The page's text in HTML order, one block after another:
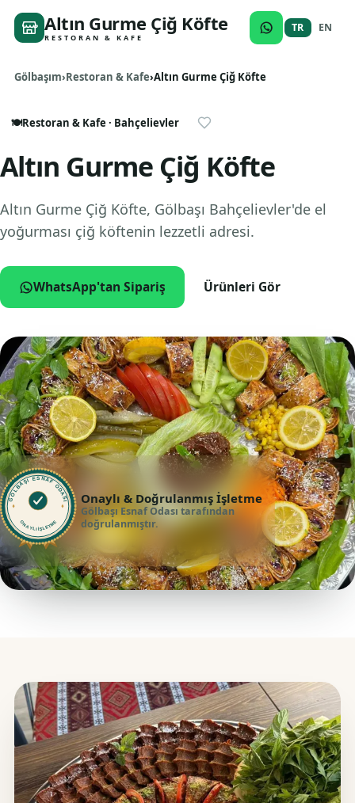
Altın Gurme Çiğ Köfte
RESTORAN & KAFE
TR EN
Gölbaşım Restoran & Kafe Altın Gurme Çiğ Köfte
🍽️Restoran & Kafe · Bahçelievler
Altın Gurme Çiğ Köfte
Altın Gurme Çiğ Köfte, Gölbaşı Bahçelievler'de el
yoğurması çiğ köftenin lezzetli adresi.
WhatsApp'tan Sipariş Ürünleri Gör
GÖLBAŞI ESNAF ODASI
ONAYLI İŞLETME
Onaylı & Doğrulanmış İşletme
Gölbaşı Esnaf Odası tarafından
doğrulanmıştır.